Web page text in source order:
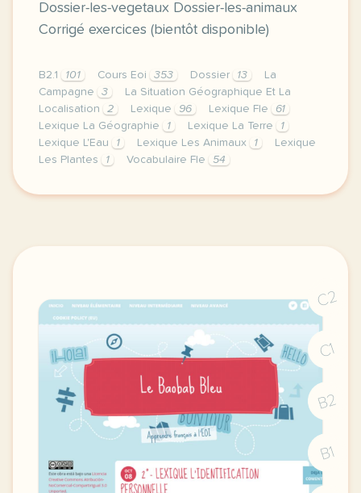
Dossier-les-vegetaux Dossier-les-animaux
Corrigé exercices (bientôt disponible)
B2.1 101 Cours Eoi 353 Dossier 13
La
Campagne
3
La Situation Géographique Et La
Localisation
2 Lexique 96 Lexique Fle
61
Lexique La Géographie
1 Lexique La Terre
1
Lexique L'Eau
1 Lexique Les Animaux 1
Lexique
Les Plantes
1 Vocabulaire Fle 54
image e sushi frje vous laisse ici quelques petits
C2
C1
B2
B1